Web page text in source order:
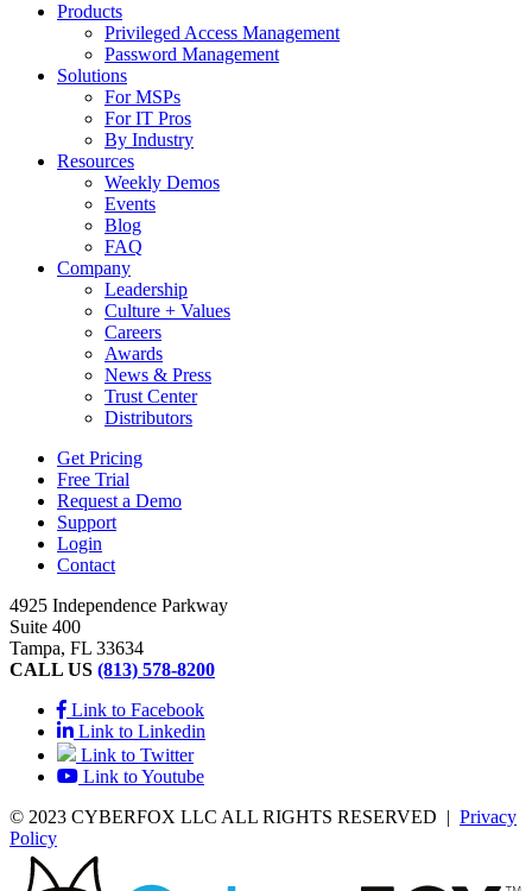
Products
Privileged Access Management
Password Management
Solutions
For MSPs
For IT Pros
By Industry
Resources
Weekly Demos
Events
Blog
FAQ
Company
Leadership
Culture + Values
Careers
Awards
News & Press
Trust Center
Distributors
Get Pricing
Free Trial
Request a Demo
Support
Login
Contact
4925 Independence Parkway
Suite 400
Tampa, FL 33634
CALL US (813) 578-8200
Link to Facebook
Link to Linkedin
Link to Twitter
Link to Youtube
© 2023 CYBERFOX LLC ALL RIGHTS RESERVED | Privacy
Policy